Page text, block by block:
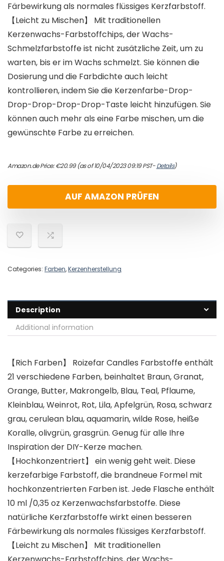
Färbewirkung als normales flüssiges Kerzfarbstoff.
【Leicht zu Mischen】 Mit traditionellen
Kerzenwachs-Farbstoffchips, der Wachs-
Schmelzfarbstoffe ist nicht zusätzliche Zeit, um zu
warten, bis er im Wachs schmelzt. Sie können die
Dosierung und die Farbdichte auch leicht
kontrollieren, indem Sie die Kerzenfarbe-Drop-
Drop-Drop-Drop-Drop-Taste leicht hinzufügen. Sie
können auch mehr als eine Farbe mischen, um die
gewünschte Farbe zu erreichen.
Amazon.de Price:€20.99(as of 10/04/2023 09:19 PST-Details)
AUF AMAZON PRÜFEN
Categories: Farben,Kerzenherstellung
Description
Additional information
【Rich Farben】 Roizefar Candles Farbstoffe enthält
21 verschiedene Farben, beinhaltet Braun, Granat,
Orange, Butter, Makrongelb, Blau, Teal, Pflaume,
Kleinblau, Weinrot, Rot, Lila, Apfelgrün, Rosa, schwarz
grau, cerulean blau, aquamarin, wilde Rose, heiße
Koralle, olivgrün, grasgrün. Genug für alle Ihre
Inspiration der DIY-Kerze machen.
【Hochkonzentriert】 ein wenig geht weit. Diese
kerzefarbige Farbstoff, die brandneue Formel mit
hochkonzentrierten Farben ist. Jede Flasche enthält
10 ml /0,35 oz Kerzenwachsfarbstoffe. Diese
natürliche Kerzfarbstoffe wirkt einen besseren
Färbewirkung als normales flüssiges Kerzfarbstoff.
【Leicht zu Mischen】 Mit traditionellen